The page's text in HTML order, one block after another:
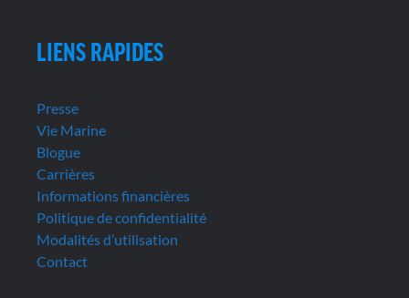
LIENS RAPIDES
Presse
Vie Marine
Blogue
Carrières
Informations financières
Politique de confidentialité
Modalités d’utilisation
Contact